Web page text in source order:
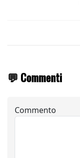
💬 Commenti